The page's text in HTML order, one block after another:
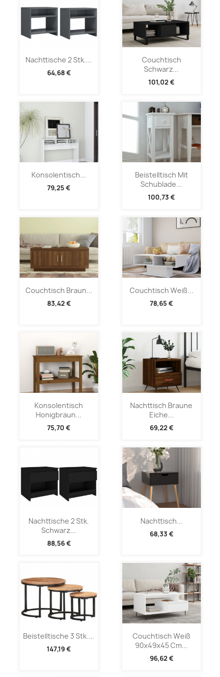
Nachttische 2 Stk....
64,68 €
Couchtisch
Schwarz...
101,02 €
Konsolentisch...
79,25 €
Beistelltisch Mit
Schublade...
100,73 €
Couchtisch Braun...
83,42 €
Couchtisch Weiß...
78,65 €
Konsolentisch
Honigbraun...
75,70 €
Nachttisch Braune
Eiche...
69,22 €
Nachttische 2 Stk.
Schwarz...
88,56 €
Nachttisch...
68,33 €
Beistelltische 3 Stk....
147,19 €
Couchtisch Weiß
90x49x45 Cm...
96,62 €